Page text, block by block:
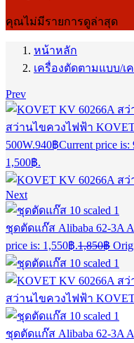
คุณไม่มีรายการดูล่าสุด
หน้าหลัก
เครื่องตัดตามแบบ/เ
Prev
สว่านไขควงไฟฟ้า KOVET
500W.940฿Current price is:
1,500฿.
Next
ชุดตัดแก๊ส Alibaba 62-3A
price is: 1,550฿.1,850฿
สว่านไขควงไฟฟ้า KOVET
ชุดตัดแก๊ส Alibaba 62-3A